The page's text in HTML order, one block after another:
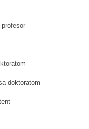
profesor
doktoratom